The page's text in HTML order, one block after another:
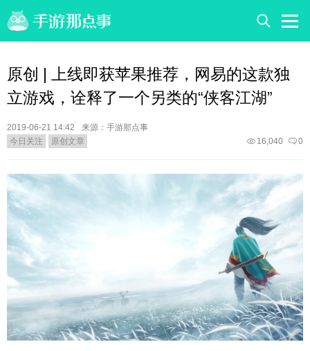
原创 | 上线即获苹果推荐，网易的这款独
立游戏，诠释了一个另类的“侠客江湖”
2019-06-21 14:42
来源：手游那点事
今日关注
原创文章 0
16,040